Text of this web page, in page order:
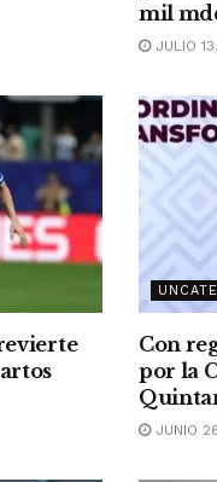
mil
JULIO
Con
por la
JUNIO